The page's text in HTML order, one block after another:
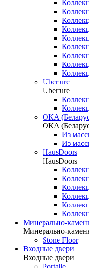
Uberture
Uberture
ОКА
ОКА
Из
Из
HausDoors
HausDoors
Минерально-
Минерально-
Stone Floor
Входные двери
Входные двери
Portalle